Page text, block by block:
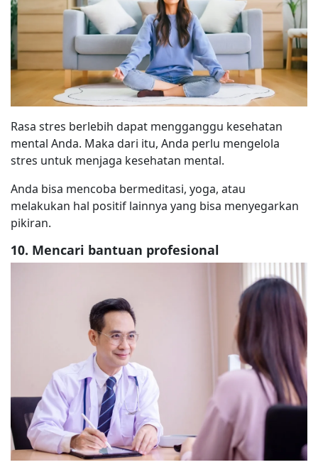
Rasa stres berlebih dapat mengganggu kesehatan
mental Anda. Maka dari itu, Anda perlu mengelola
stres untuk menjaga kesehatan mental.
Anda bisa mencoba bermeditasi, yoga, atau
melakukan hal positif lainnya yang bisa menyegarkan
pikiran.
10. Mencari bantuan profesional